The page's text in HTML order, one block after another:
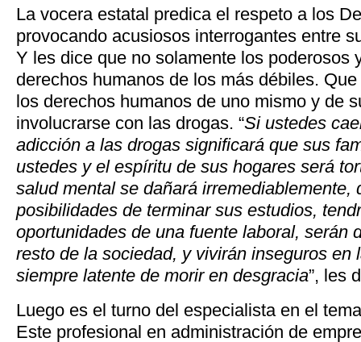
La vocera estatal predica el respeto a los
provocando acusiosos interrogantes entre
Y les dice que no solamente los poderosos
derechos humanos de los más débiles.
los derechos humanos de uno mismo y de
involucrarse con las drogas. “Si ustedes
adicción a las drogas significará que sus
ustedes y el espíritu de sus hogares será
salud mental se dañará irremediablemente,
posibilidades de terminar sus estudios,
oportunidades de una fuente laboral, serán
resto de la sociedad, y vivirán inseguros en
siempre latente de morir en desgracia”, les
Luego es el turno del especialista en el
Este profesional en administración de